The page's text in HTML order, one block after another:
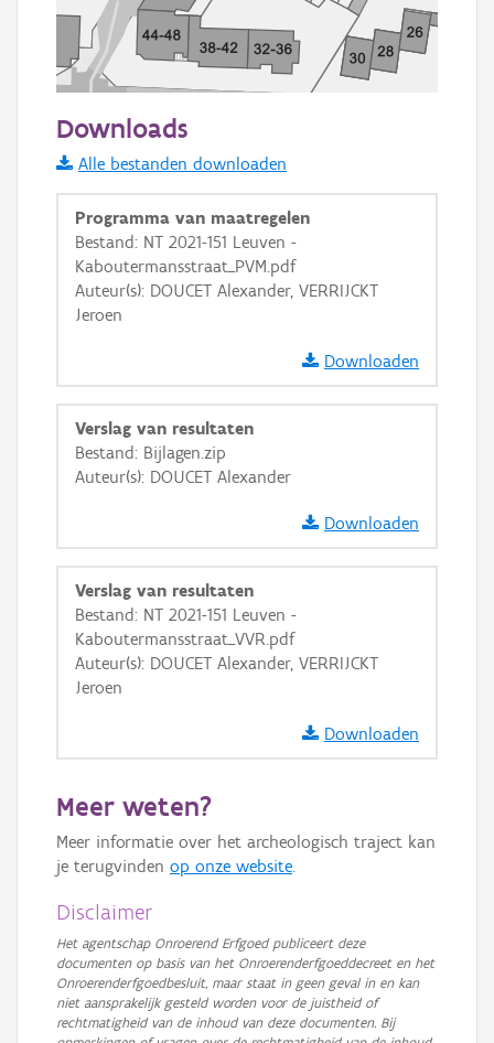
Informatie Vlaanderen
i
+ −
Basis Lagen
OSM-Basiskaart
GRB-Basiskaart
GRB-Basiskaart in grijswaarden
Downloads
Alle bestanden downloaden
Programma van maatregelen
Bestand: NT 2021-151 Leuven -
Kaboutermansstraat_PVM.pdf
Auteur(s): DOUCET Alexander, VERRIJCKT
Jeroen
Downloaden
Verslag van resultaten
Bestand: Bijlagen.zip
Auteur(s): DOUCET Alexander
Downloaden
Verslag van resultaten
Bestand: NT 2021-151 Leuven -
Kaboutermansstraat_VVR.pdf
Auteur(s): DOUCET Alexander, VERRIJCKT
Jeroen
Downloaden
Meer weten?
Meer informatie over het archeologisch traject kan
je terugvinden op onze website.
Disclaimer
Het agentschap Onroerend Erfgoed publiceert deze
documenten op basis van het Onroerenderfgoeddecreet en het
Onroerenderfgoedbesluit, maar staat in geen geval in en kan
niet aansprakelijk gesteld worden voor de juistheid of
rechtmatigheid van de inhoud van deze documenten. Bij